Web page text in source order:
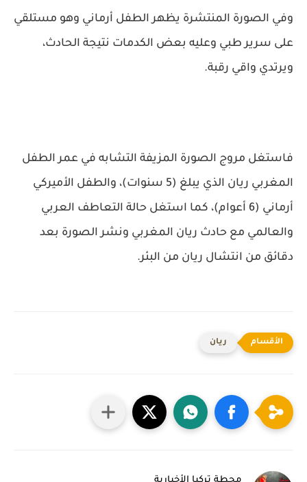
وفي الصورة المنتشرة يظهر الطفل أرماني وهو مستلقي
على سرير طبي وعليه بعض الكدمات نتيجة الحادث،
ويرتدي واقي رقبة.
فاستغل مروج الصورة المزيفة التشابه في عمر الطفل
المغربي ريان الذي يبلغ (5 سنوات)، والطفل الأميركي
أرماني (6 أعوام)، كما استغل حالة التعاطف العربي
والعالمي مع حادث ريان المغربي ونشر الصورة بعد
دقائق من انتشال ريان من البئر.
ريان